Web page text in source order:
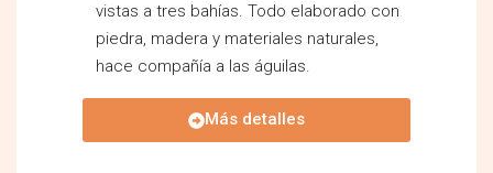
vistas a tres bahías. Todo elaborado con
piedra, madera y materiales naturales,
hace compañía a las águilas.
Más detalles